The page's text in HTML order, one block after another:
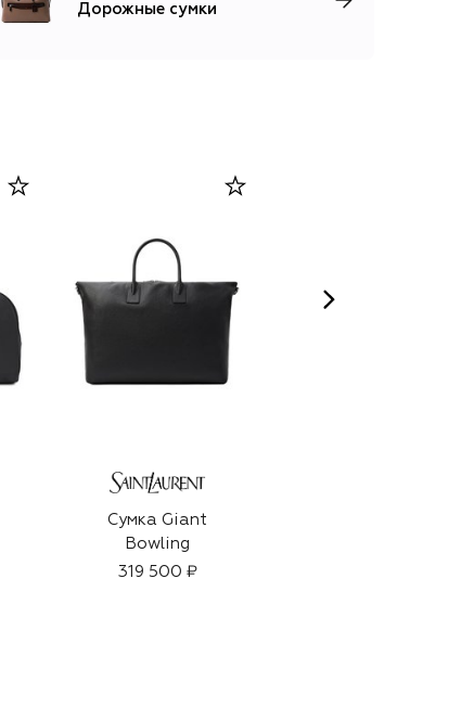
Дорожные сумки
Сумка Giant
Bowling
319 500 ₽